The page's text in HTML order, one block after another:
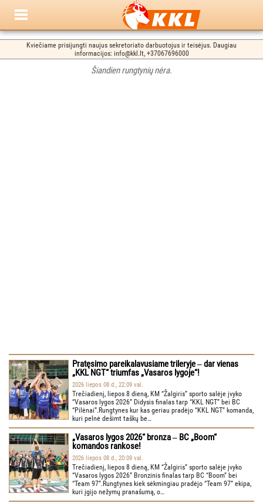
Kviečiame prisijungti naujus sekretoriato darbuotojus ir teisėjus. Daugiau
informacijos: info@kkl.lt, +37067696000
Šiandien rungtynių nėra.
Pratęsimo pareikalavusiame trileryje ‒ dar vienas
„KKL NGT“ triumfas „Vasaros lygoje“!
2026 liepos 08 d., 22:09 val.
Trečiadienį, liepos 8 dieną, KM “Žalgiris” sporto salėje įvyko
“Vasaros lygos 2026” Didysis finalas tarp “KKL NGT” bei BC
“Pilėnai”.Rungtynes kur kas geriau pradėjo “KKL NGT” komanda,
kuri pelnė dešimt taškų be…
„Vasaros lygos 2026“ bronza ‒ BC „Boom“
komandos rankose!
2026 liepos 08 d., 20:09 val.
Trečiadienį, liepos 8 dieną, KM “Žalgiris” sporto salėje įvyko
“Vasaros lygos 2026” Bronzinis finalas tarp BC “Boom” bei
“Team 97”.Rungtynes kiek sėkmingiau pradėjo “Team 97” ekipa,
kuri įgijo nežymų pranašumą, o…